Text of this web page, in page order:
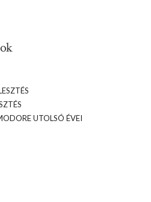
UTOLSÓ ÉVEI